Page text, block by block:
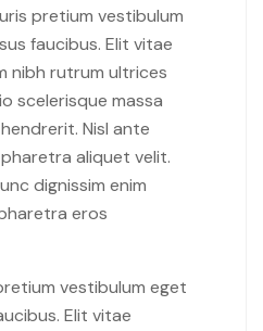
pretium vestibulum
faucibus. Elit vitae
nibh rutrum ultrices
scelerisque massa
Nisl ante
aliquet velit.
dignissim enim
eros
vestibulum eget
Elit vitae